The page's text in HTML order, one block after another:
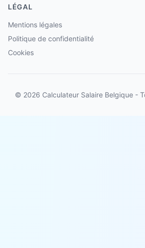
LÉGAL
Mentions légales
Politique de confidentialité
Cookies
© 2026 Calculateur Salaire Belgique -